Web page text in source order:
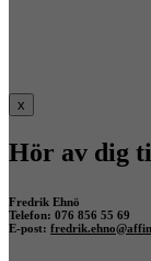
x
Hör av dig
Fredrik Ehnö
Telefon: 076 856 55 69
E-post: